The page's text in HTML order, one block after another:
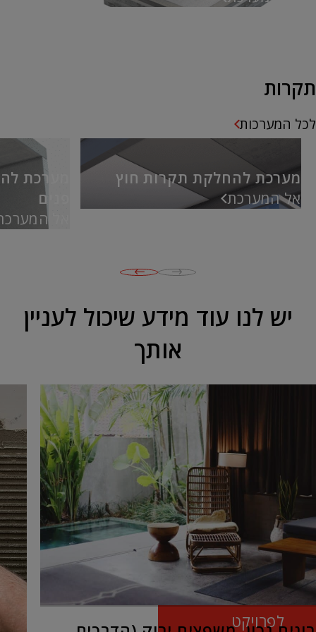
תקרות
לכל המערכות
מערכת להחלקת תקרות חוץ
אל המערכת
מערכת
פנים
אל
יש לנו עוד מידע שיכול לעניין
אותך
בול
מה
שחיפשת!
הפתרון
המושלם
לפרויקט